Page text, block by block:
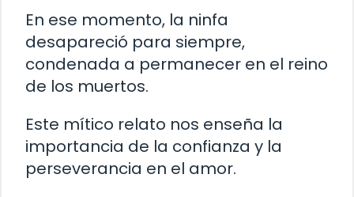
En ese momento, la ninfa
desapareció para siempre,
condenada a permanecer en el reino
de los muertos.
Este mítico relato nos enseña la
importancia de la confianza y la
perseverancia en el amor.